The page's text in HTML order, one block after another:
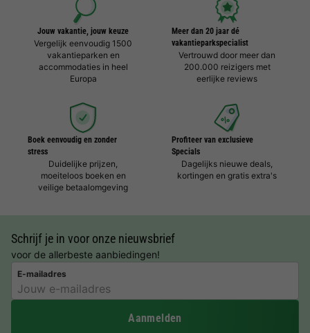
Jouw vakantie, jouw keuze
Vergelijk eenvoudig 1500
vakantieparken en
accommodaties in heel
Europa
Meer dan 20 jaar dé
vakantieparkspecialist
Vertrouwd door meer dan
200.000 reizigers met
eerlijke reviews
Boek eenvoudig en zonder
stress
Duidelijke prijzen,
moeiteloos boeken en
veilige betaalomgeving
Profiteer van exclusieve
Specials
Dagelijks nieuwe deals,
kortingen en gratis extra's
Schrijf je in voor onze nieuwsbrief
voor de allerbeste aanbiedingen!
E-mailadres
Aanmelden